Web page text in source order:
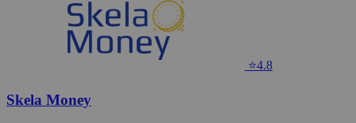
⭐4.8
Skela Money